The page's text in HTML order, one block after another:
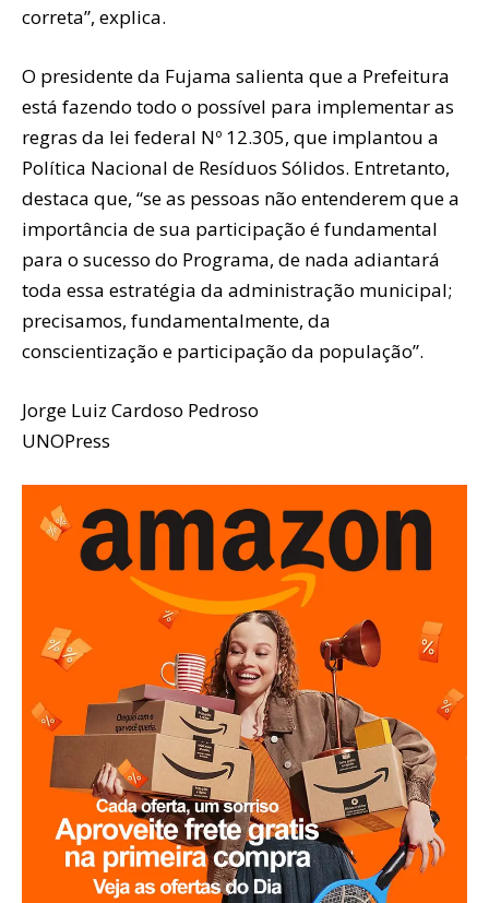
correta”, explica.
O presidente da Fujama salienta que a Prefeitura
está fazendo todo o possível para implementar as
regras da lei federal Nº 12.305, que implantou a
Política Nacional de Resíduos Sólidos. Entretanto,
destaca que, “se as pessoas não entenderem que a
importância de sua participação é fundamental
para o sucesso do Programa, de nada adiantará
toda essa estratégia da administração municipal;
precisamos, fundamentalmente, da
conscientização e participação da população”.
Jorge Luiz Cardoso Pedroso
UNOPress